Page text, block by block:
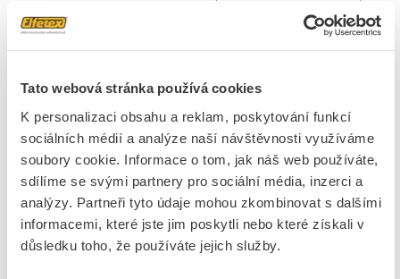
Tato webová stránka používá cookies
K personalizaci obsahu a reklam, poskytování funkcí
sociálních médií a analýze naší návštěvnosti využíváme
soubory cookie. Informace o tom, jak náš web používáte,
sdílíme se svými partnery pro sociální média, inzerci a
analýzy. Partneři tyto údaje mohou zkombinovat s dalšími
informacemi, které jste jim poskytli nebo které získali v
důsledku toho, že používáte jejich služby.
ARKYS Nůžky MERKUR pro drátěné žlaby, speciální
Kód ELFETEX
10.045.421
Kód výrobce
ARK-219952
Značka
ARKYS